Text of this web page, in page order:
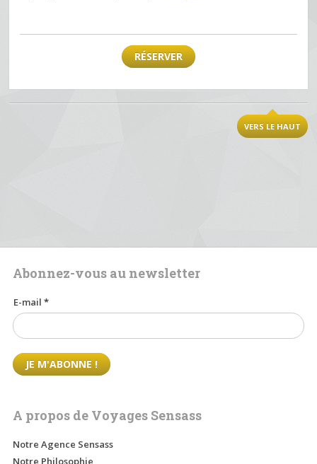
RÉSERVER
VERS LE HAUT
Abonnez-vous au newsletter
E-mail*
A propos de Voyages Sensass
Notre Agence Sensass
Notre Philosophie